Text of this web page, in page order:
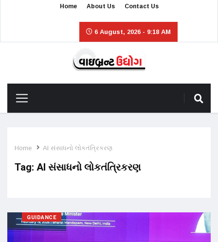
Home About Us Contact Us
6 August, 2026 - 9:18 AM
Home AI સંસાધનો લોકતંત્રિકરણ
Tag: AI સંસાધનો લોકતંત્રિકરણ
GUIDANCE